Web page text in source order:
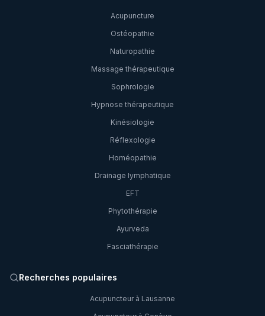
Acupuncture
Ostéopathie
Naturopathie
Massage thérapeutique
Sophrologie
Hypnose thérapeutique
Kinésiologie
Réflexologie
Homéopathie
Drainage lymphatique
EFT
Phytothérapie
Ayurveda
Fasciathérapie
Recherches populaires
Acupuncteur à Lausanne